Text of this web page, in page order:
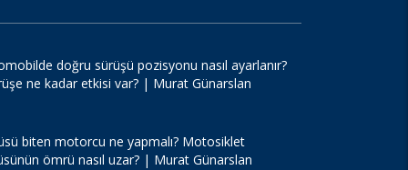
doğru sürüşü pozisyonu nasıl ayarlanır?
ne kadar etkisi var? | Murat Günarslan
biten motorcu ne yapmalı? Motosiklet
ömrü nasıl uzar? | Murat Günarslan